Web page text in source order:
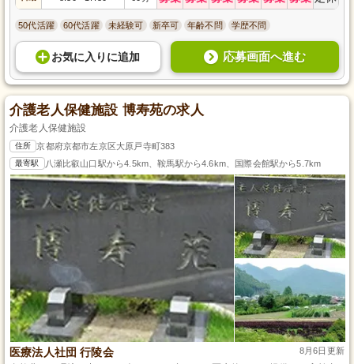
50代活躍 60代活躍 未経験可 新卒可 年齢不問 学歴不問
お気に入り に追加 応募画面へ進む
介護老人保健施設 博寿苑の求人
介護老人保健施設
住所 京都府京都市左京区大原戸寺町383
最寄駅 八瀬比叡山口駅から4.5km、鞍馬駅から4.6km、国際会館駅から5.7km
医療法人社団 行陵会 8月6日更新